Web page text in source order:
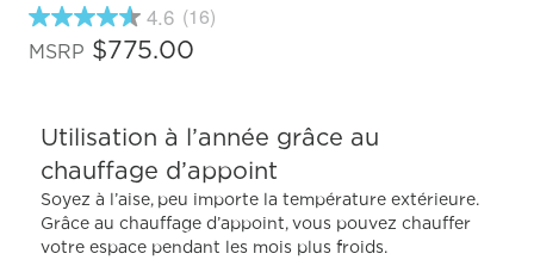
4.6
étoiles
sur
de
note
moyenne.
Read
16
Reviews.
Lien
4.6 (16)
MSRP $775.00
Utilisation à l’année grâce au
chauffage d’appoint
Soyez à l’aise, peu importe la température extérieure.
Grâce au chauffage d’appoint, vous pouvez chauffer
votre espace pendant les mois plus froids.